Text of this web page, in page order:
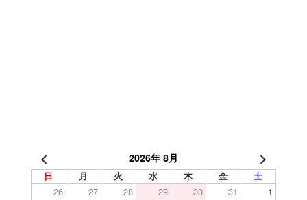
2026年 8月
日 月 火 水 木 金 土
26 27 28 29 30 31
1